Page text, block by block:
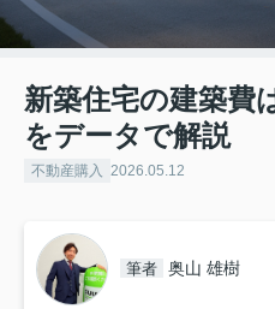
新築住宅の建築費
をデータで解説
不動産購入 2026.05.12
筆者 奥山 雄樹